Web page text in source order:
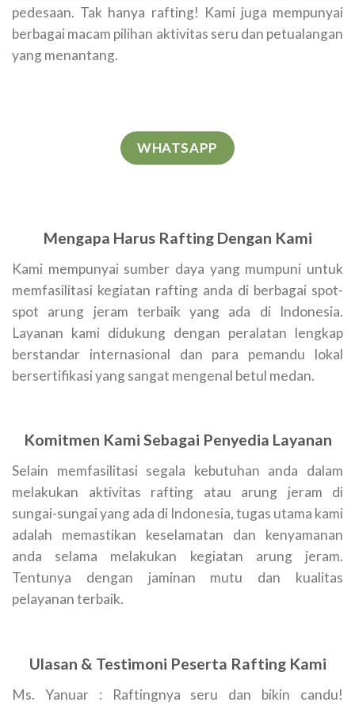
pedesaan. Tak hanya rafting! Kami juga mempunyai
berbagai macam pilihan aktivitas seru dan petualangan
yang menantang.
WHATSAPP
Mengapa Harus Rafting Dengan Kami
Kami mempunyai sumber daya yang mumpuni untuk
memfasilitasi kegiatan rafting anda di berbagai spot-
spot arung jeram terbaik yang ada di Indonesia.
Layanan kami didukung dengan peralatan lengkap
berstandar internasional dan para pemandu lokal
bersertifikasi yang sangat mengenal betul medan.
Komitmen Kami Sebagai Penyedia Layanan
Selain memfasilitasi segala kebutuhan anda dalam
melakukan aktivitas rafting atau arung jeram di
sungai-sungai yang ada di Indonesia, tugas utama kami
adalah memastikan keselamatan dan kenyamanan
anda selama melakukan kegiatan arung jeram.
Tentunya dengan jaminan mutu dan kualitas
pelayanan terbaik.
Ulasan & Testimoni Peserta Rafting Kami
Ms. Yanuar : Raftingnya seru dan bikin candu!